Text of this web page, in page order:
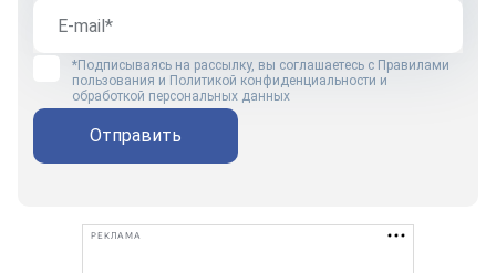
*Подписываясь на рассылку, вы соглашаетесь с Правилами
пользования и Политикой конфиденциальности и
обработкой персональных данных
Отправить
РЕКЛАМА